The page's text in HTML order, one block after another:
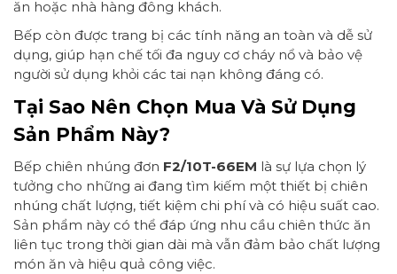
ăn hoặc nhà hàng đông khách.
Bếp còn được trang bị các tính năng an toàn và dễ sử
dụng, giúp hạn chế tối đa nguy cơ cháy nổ và bảo vệ
người sử dụng khỏi các tai nạn không đáng có.
Tại Sao Nên Chọn Mua Và Sử Dụng
Sản Phẩm Này?
Bếp chiên nhúng đơn F2/10T-66EM là sự lựa chọn lý
tưởng cho những ai đang tìm kiếm một thiết bị chiên
nhúng chất lượng, tiết kiệm chi phí và có hiệu suất cao.
Sản phẩm này có thể đáp ứng nhu cầu chiên thức ăn
liên tục trong thời gian dài mà vẫn đảm bảo chất lượng
món ăn và hiệu quả công việc.